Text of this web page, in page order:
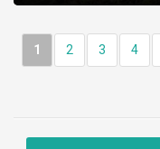
1 2 3 4